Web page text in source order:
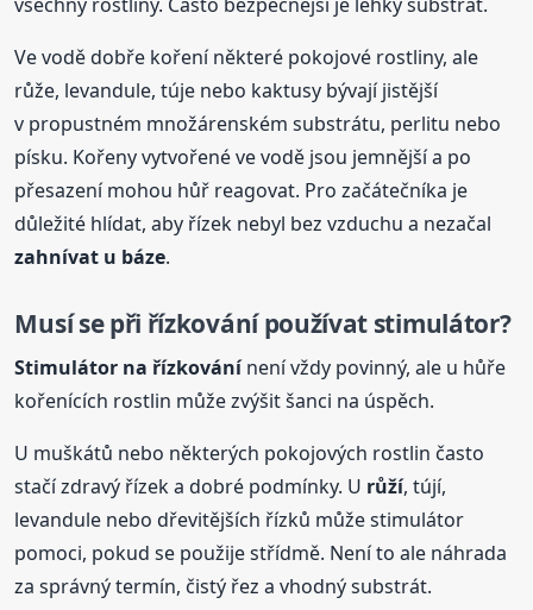
Ve vodě dobře koření některé pokojové rostliny, ale
růže, levandule, túje nebo kaktusy bývají jistější
v propustném množárenském substrátu, perlitu nebo
písku. Kořeny vytvořené ve vodě jsou jemnější a po
přesazení mohou hůř reagovat. Pro začátečníka je
důležité hlídat, aby řízek nebyl bez vzduchu a nezačal
zahnívat u báze.
Musí se při řízkování používat stimulátor?
Stimulátor na řízkovánínení vždy povinný, ale u hůře
kořenících rostlin může zvýšit šanci na úspěch.
U muškátů nebo některých pokojových rostlin často
stačí zdravý řízek a dobré podmínky. U růží, tújí,
levandule nebo dřevitějších řízků může stimulátor
pomoci, pokud se použije střídmě. Není to ale náhrada
za správný termín, čistý řez a vhodný substrát.